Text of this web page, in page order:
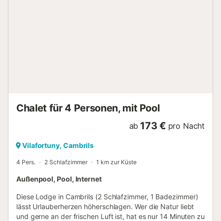
Chalet für 4 Personen, mit Pool
ab 173 € pro Nacht
Vilafortuny, Cambrils
4 Pers. 2 Schlafzimmer 1 km zur Küste
Außenpool, Pool, Internet
Diese Lodge in Cambrils (2 Schlafzimmer, 1 Badezimmer)
lässt Urlauberherzen höherschlagen. Wer die Natur liebt
und gerne an der frischen Luft ist, hat es nur 14 Minuten zu